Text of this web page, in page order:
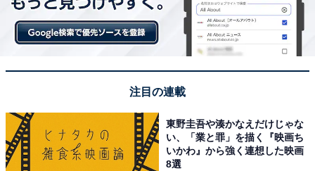
注目の連載
東野圭吾や湊かなえだけじゃな
い、「業と罪」を描く『映画ち
いかわ』から強く連想した映画
8選